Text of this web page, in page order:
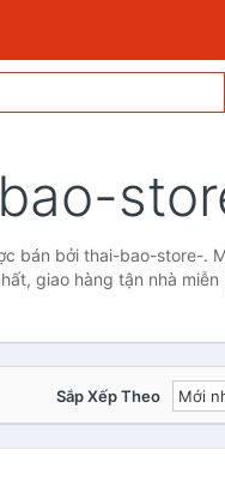
bán bởi thai-bao-store-.
giao hàng tận nhà miễn
Sắp Xếp Theo